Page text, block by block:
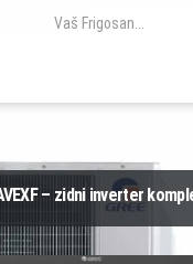
– zidni inverter
Vaš Frigosan...